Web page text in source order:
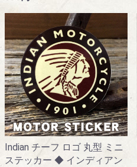
Indian チーフ ロゴ 丸型 ミニ
ステッカー ◆ インディアン